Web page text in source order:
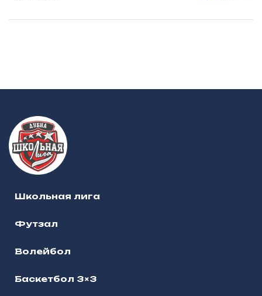
Школьная лига
Футзал
Волейбол
Баскетбол 3×3